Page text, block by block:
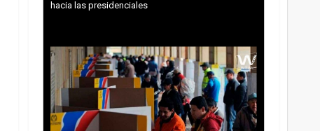
hacia las presidenciales